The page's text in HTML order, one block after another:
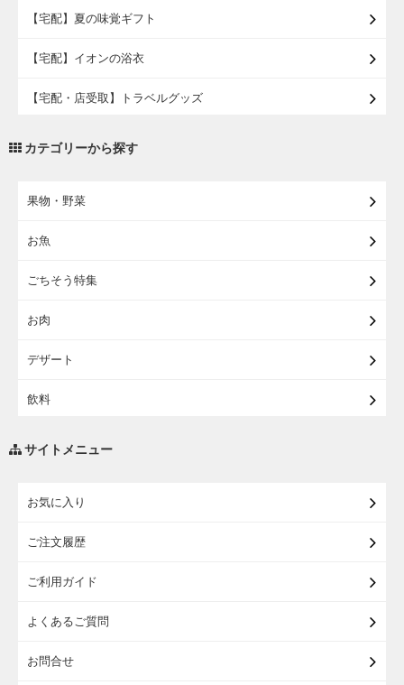
【宅配】夏の味覚ギフト
【宅配】イオンの浴衣
【宅配・店受取】トラベルグッズ
カテゴリーから探す
果物・野菜
お魚
ごちそう特集
お肉
デザート
飲料
サイトメニュー
お気に入り
ご注文履歴
ご利用ガイド
よくあるご質問
お問合せ